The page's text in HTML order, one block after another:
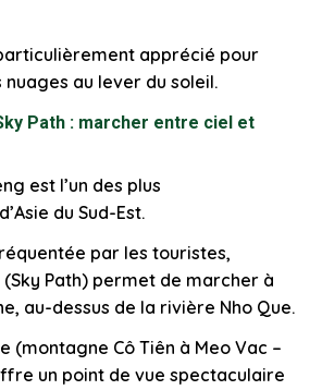
apprécié pour
nuages au lever du soleil.
Path : marcher entre ciel et
est l’un des plus
du Sud-Est.
par les touristes,
Path) permet de marcher à
au-dessus de la rivière Nho Que.
(montagne Cô Tiên à Meo Vac –
un point de vue spectaculaire